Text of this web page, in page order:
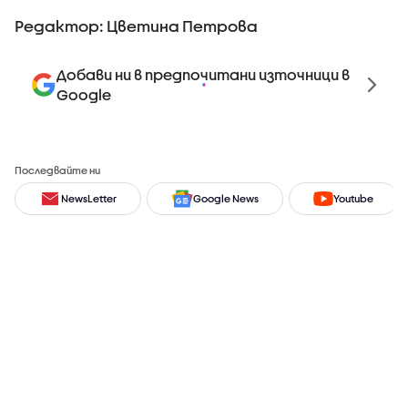
Редактор: Цветина Петрова
Добави ни в предпочитани източници в
Google
Последвайте ни
NewsLetter Google News Youtube